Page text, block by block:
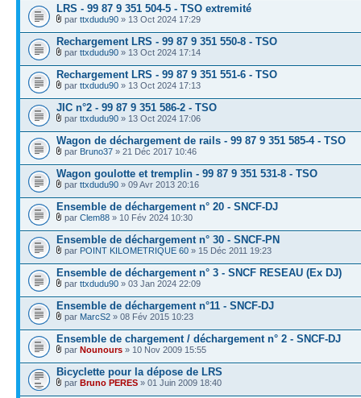
LRS - 99 87 9 351 504-5 - TSO extremité
par ttxdudu90 » 13 Oct 2024 17:29
Rechargement LRS - 99 87 9 351 550-8 - TSO
par ttxdudu90 » 13 Oct 2024 17:14
Rechargement LRS - 99 87 9 351 551-6 - TSO
par ttxdudu90 » 13 Oct 2024 17:13
JIC n°2 - 99 87 9 351 586-2 - TSO
par ttxdudu90 » 13 Oct 2024 17:06
Wagon de déchargement de rails - 99 87 9 351 585-4 - TSO
par Bruno37 » 21 Déc 2017 10:46
Wagon goulotte et tremplin - 99 87 9 351 531-8 - TSO
par ttxdudu90 » 09 Avr 2013 20:16
Ensemble de déchargement n° 20 - SNCF-DJ
par Clem88 » 10 Fév 2024 10:30
Ensemble de déchargement n° 30 - SNCF-PN
par POINT KILOMETRIQUE 60 » 15 Déc 2011 19:23
Ensemble de déchargement n° 3 - SNCF RESEAU (Ex DJ)
par ttxdudu90 » 03 Jan 2024 22:09
Ensemble de déchargement n°11 - SNCF-DJ
par MarcS2 » 08 Fév 2015 10:23
Ensemble de chargement / déchargement n° 2 - SNCF-DJ
par Nounours » 10 Nov 2009 15:55
Bicyclette pour la dépose de LRS
par Bruno PERES » 01 Juin 2009 18:40